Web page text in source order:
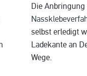
Die
selbst erledigt
Ladekante an
Wege.